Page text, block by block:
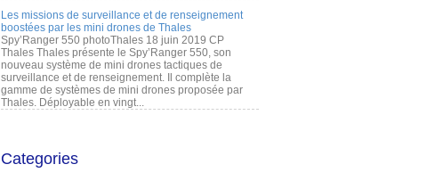
Les missions de surveillance et de renseignement
boostées par les mini drones de Thales
Spy’Ranger 550 photoThales 18 juin 2019 CP
Thales Thales présente le Spy’Ranger 550, son
nouveau système de mini drones tactiques de
surveillance et de renseignement. Il complète la
gamme de systèmes de mini drones proposée par
Thales. Déployable en vingt...
Categories